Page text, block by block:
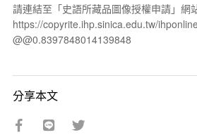
請連結至「史語所藏品圖像授權申請」網
https://copyrite.ihp.sinica.edu.tw/
@@0.8397848014139848
分享本文